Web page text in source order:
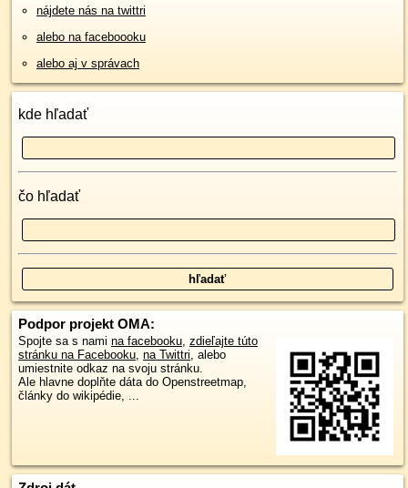
nájdete nás na twittri
alebo na faceboooku
alebo aj v správach
kde hľadať
čo hľadať
Podpor projekt OMA:
Spojte sa s nami na facebooku, zdieľajte túto
stránku na Facebooku, na Twittri, alebo
umiestnite odkaz na svoju stránku.
Ale hlavne doplňte dáta do Openstreetmap,
články do wikipédie, ...